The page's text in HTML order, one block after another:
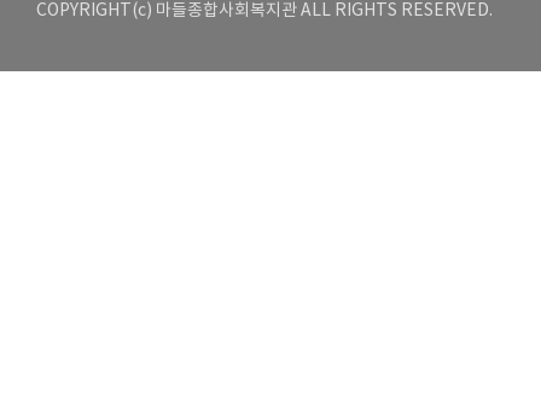
COPYRIGHT(c) 마들종합사회복지관 ALL RIGHTS RESERVED.